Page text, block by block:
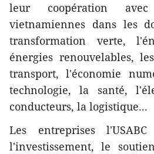
leur coopération
vietnamiennes dans les
transformation verte,
énergies renouvelables,
transport, l'économie
technologie, la santé,
conducteurs, la logistique...
Les entreprises
l'investissement, le